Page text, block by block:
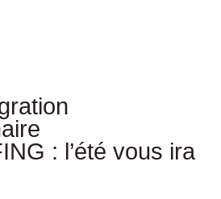
: l’été vous ira